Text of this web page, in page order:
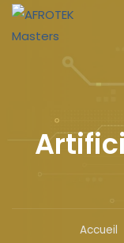
Accueil